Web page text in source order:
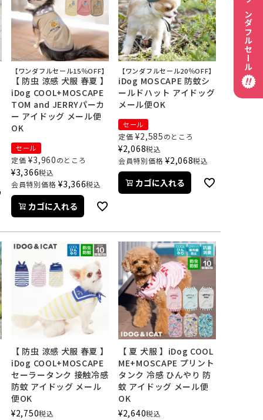
【ワンダフルセール15％OFF】
【 防虫 涼感 犬服 春夏 】
iDog COOL+MOSCAPE
TOM and JERRYパーカ
ー アイドッグ メール便
OK
セール
定価 ¥3,960のところ
¥3,366税込
会員特別価格 ¥3,366税込
カゴに入れる
【ワンダフルセール20％OFF】
iDog MOSCAPE 防蚊シ
ールドハット アイドッグ
メール便OK
セール
定価 ¥2,585のところ
¥2,068税込
会員特別価格 ¥2,068税込
カゴに入れる
【 防虫 涼感 犬服 春夏 】
iDog COOL+MOSCAPE
セーラータンク 接触冷感
防蚊 アイドッグ メール
便OK
¥2,750税込
【 夏 犬服 】iDog COOL
ME+MOSCAPE プリント
タンク 冷感 ひんやり 防
蚊 アイドッグ メール便
OK
¥2,640税込
ワンダフルセール